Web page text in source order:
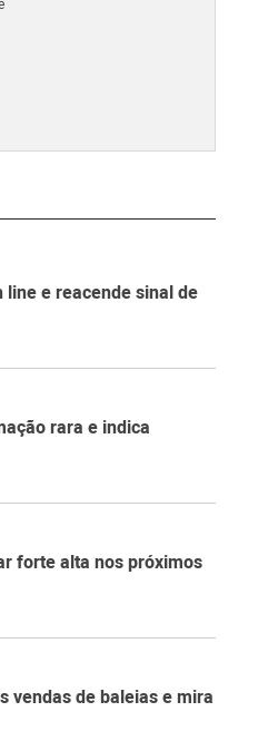
line e reacende sinal de
rara e indica
forte alta nos próximos
vendas de baleias e mira